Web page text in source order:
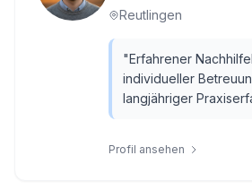
Reutlingen
"Erfahrener
individueller
langjähriger
Profil ansehen